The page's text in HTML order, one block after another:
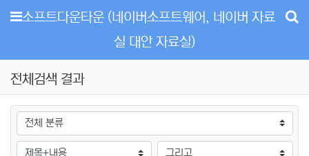
메뉴
소프트다운타운 (네이버소프트웨어, 네이버 자료
실 대안 자료실)
전체검색 결과
그룹
검색조건 검색방법